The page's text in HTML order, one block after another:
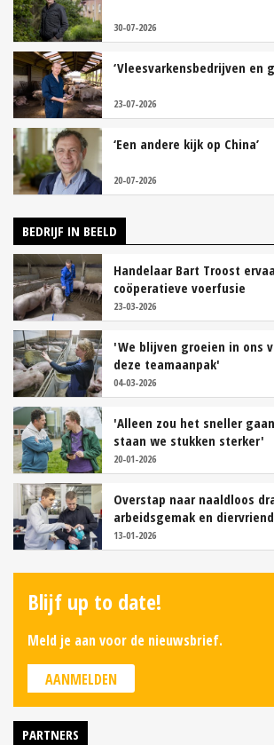
30-07-2026
‘Vleesvarkensbedrijven en
23-07-2026
‘Een andere kijk op China’
20-07-2026
BEDRIJF IN BEELD
Handelaar Bart Troost
coöperatieve voerfusie
23-03-2026
'We blijven groeien in ons
deze teamaanpak'
04-03-2026
'Alleen zou het sneller
staan we stukken sterker'
20-01-2026
Overstap naar naaldloos
arbeidsgemak en
13-01-2026
Blijf up to date!
Meld je aan voor de nieuwsbrief.
AANMELDEN
PARTNERS